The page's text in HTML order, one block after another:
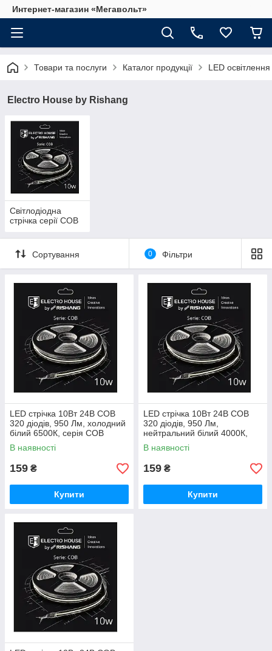
Интернет-магазин «Мегавольт»
Товари та послуги Каталог продукції LED освітлення
Electro House by Rishang
Світлодіодна
стрічка серії COB
Сортування 0 Фільтри
LED стрічка 10Вт 24В COB
320 діодів, 950 Лм, холодний
білий 6500К, серія COB
Electro House by Rishang
В наявності
159 ₴
Купити
LED стрічка 10Вт 24В COB
320 діодів, 950 Лм,
нейтральний білий 4000К,
серія COB Electro House by
Rishang
В наявності
159 ₴
Купити